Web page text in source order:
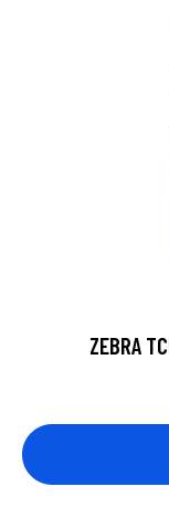
ZEBRA